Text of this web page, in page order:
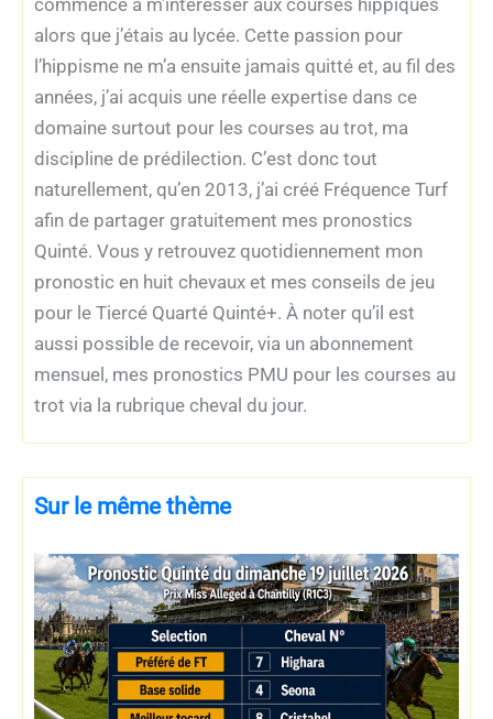
commencé à m’intéresser aux courses hippiques
alors que j’étais au lycée. Cette passion pour
l’hippisme ne m’a ensuite jamais quitté et, au fil des
années, j’ai acquis une réelle expertise dans ce
domaine surtout pour les courses au trot, ma
discipline de prédilection. C’est donc tout
naturellement, qu’en 2013, j’ai créé Fréquence Turf
afin de partager gratuitement mes pronostics
Quinté. Vous y retrouvez quotidiennement mon
pronostic en huit chevaux et mes conseils de jeu
pour le Tiercé Quarté Quinté+. À noter qu’il est
aussi possible de recevoir, via un abonnement
mensuel, mes pronostics PMU pour les courses au
trot via la rubrique cheval du jour.
Sur le même thème